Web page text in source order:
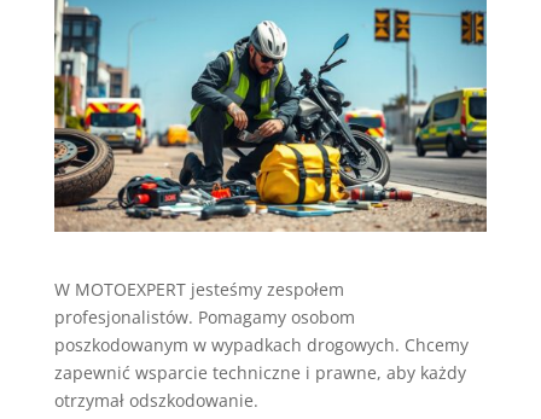
W MOTOEXPERT jesteśmy zespołem
profesjonalistów. Pomagamy osobom
poszkodowanym w wypadkach drogowych. Chcemy
zapewnić wsparcie techniczne i prawne, aby każdy
otrzymał odszkodowanie.